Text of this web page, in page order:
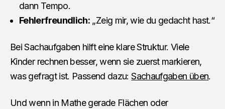
dann Tempo.
Fehlerfreundlich: „Zeig mir, wie du gedacht hast.“
Bei Sachaufgaben hilft eine klare Struktur. Viele
Kinder rechnen besser, wenn sie zuerst markieren,
was gefragt ist. Passend dazu:Sachaufgaben üben.
Und wenn in Mathe gerade Flächen oder